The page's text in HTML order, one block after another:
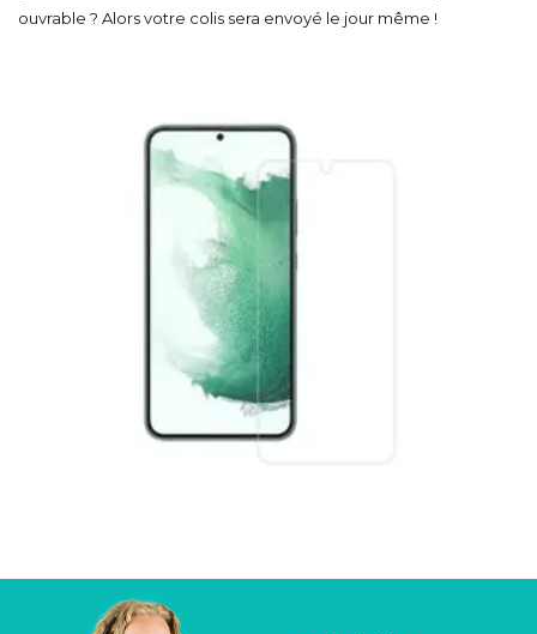
ouvrable ? Alors votre colis sera envoyé le jour même !